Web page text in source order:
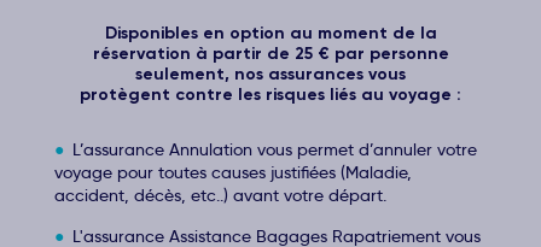
Disponibles en option au moment de la
réservation à partir de 25 € par personne
seulement, nos assurances vous
protègent contre les risques liés au voyage :
L’assurance Annulation vous permet d’annuler votre
voyage pour toutes causes justifiées (Maladie,
accident, décès, etc..) avant votre départ.
L'assurance Assistance Bagages Rapatriement vous